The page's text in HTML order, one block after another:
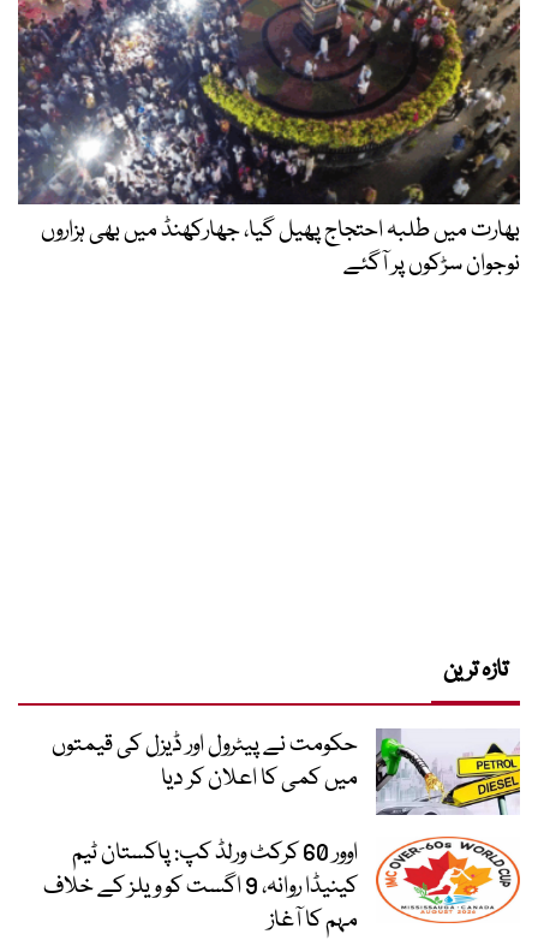
بھارت میں طلبہ احتجاج پھیل گیا، جھارکھنڈ میں بھی ہزاروں
نوجوان سڑکوں پر آگئے
تازہ ترین
حکومت نے پیٹرول اور ڈیزل کی قیمتوں
میں کمی کا اعلان کر دیا
اوور 60 کرکٹ ورلڈ کپ: پاکستان ٹیم
کینیڈا روانہ، 9 اگست کو ویلز کے خلاف
مہم کا آغاز